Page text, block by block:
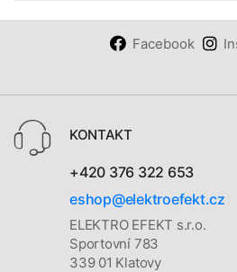
Facebook
KONTAKT
+420 376 322 653
eshop@elektroefekt.cz
ELEKTRO EFEKT s.r.o.
Sportovní 783
339 01 Klatovy